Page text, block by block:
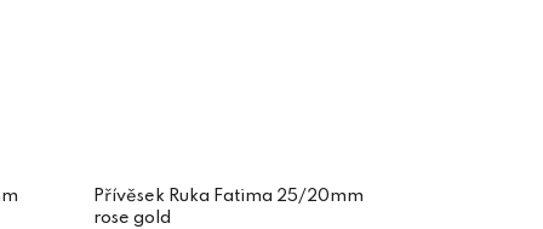
Přívěsek Ruka Fatima 25/20mm
rose gold